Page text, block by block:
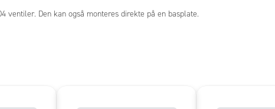
ventiler. Den kan også monteres direkte på en basplate.